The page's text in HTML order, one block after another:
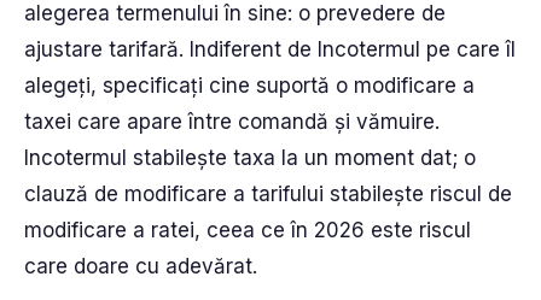
alegerea termenului în sine: o prevedere de
ajustare tarifară. Indiferent de Incotermul pe care îl
alegeți, specificați cine suportă o modificare a
taxei care apare între comandă și vămuire.
Incotermul stabilește taxa la un moment dat; o
clauză de modificare a tarifului stabilește riscul de
modificare a ratei, ceea ce în 2026 este riscul
care doare cu adevărat.